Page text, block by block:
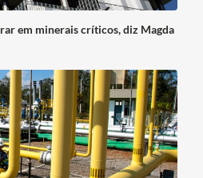
em minerais críticos, diz Magda